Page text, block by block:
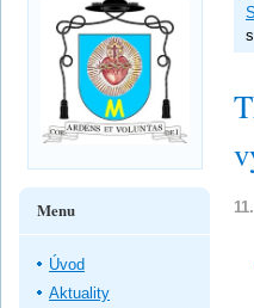
Menu
Úvod
Aktuality